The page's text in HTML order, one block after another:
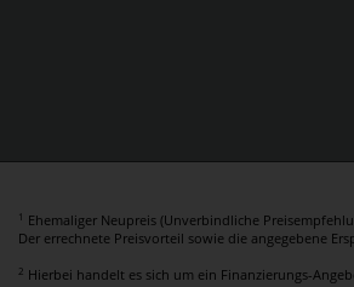
1 Ehemaliger Neupreis (Unverbindliche
Der errechnete Preisvorteil sowie die angegebene
2 Hierbei handelt es sich um ein Finanzierungs-